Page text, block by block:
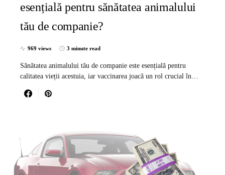
esențială pentru sănătatea animalului
tău de companie?
969 views 3 minute read
Sănătatea animalului tău de companie este esențială pentru
calitatea vieții acestuia, iar vaccinarea joacă un rol crucial în…